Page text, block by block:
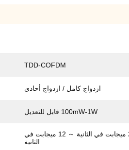
TDD-COFDM
ازدواج كامل / ازدواج أحادي
100mW-1W قابل للتعديل
2 ميجابت في الثانية ～ 12 ميجابت في
الثانية